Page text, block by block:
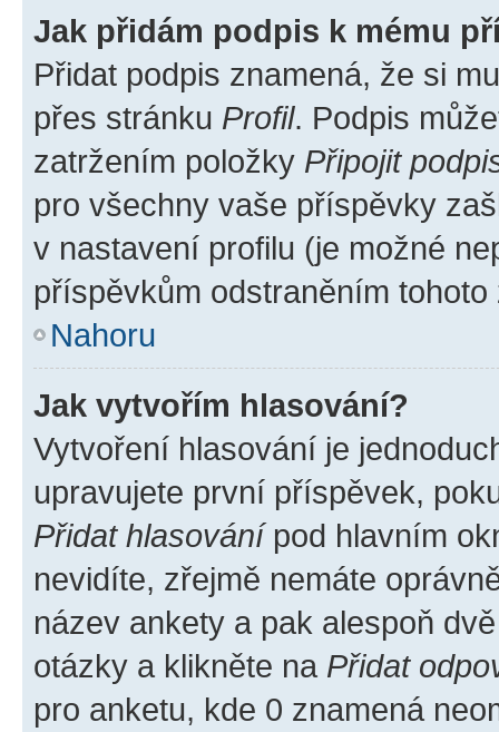
Jak přidám podpis k mému
Přidat podpis znamená, že si
přes stránku Profil. Podpis
zatržením položky Připojit
pro všechny vaše příspěvky
v nastavení profilu (je možné
příspěvkům odstraněním
Nahoru
Jak vytvořím hlasování?
Vytvoření hlasování je
upravujete první příspěvek,
Přidat hlasovánípod hlavním
nevidíte, zřejmě nemáte
název ankety a pak alespoň
otázky a klikněte na Přidat
pro anketu, kde 0 znamená